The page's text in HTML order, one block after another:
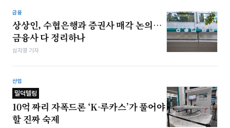
금융
상상인, 수협은행과 증권사 매각 논의…
금융사 다 정리하나
심지영 기자
산업
밀덕텔링
10억 짜리 자폭드론 ‘K-루카스’가 풀어야
할 진짜 숙제